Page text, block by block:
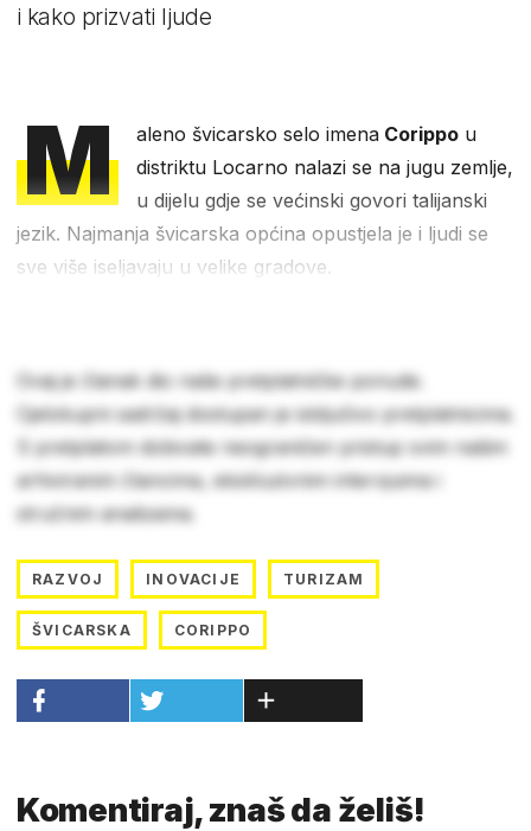
i kako prizvati ljude
M aleno švicarsko selo imena Corippo u
distriktu Locarno nalazi se na jugu zemlje,
u dijelu gdje se većinski govori talijanski
jezik. Najmanja švicarska općina opustjela je i ljudi se
sve više iseljavaju u velike gradove.
Ovaj je članak dio naše pretplatničke ponude.
Cjelokupni sadržaj dostupan je isključivo pretplatnicima.
S pretplatom dobivate neograničen pristup svim našim
arhiviranim člancima, ekskluzivnim intervjuima i
stručnim analizama.
RAZVOJ INOVACIJE TURIZAM
ŠVICARSKA CORIPPO
Komentiraj, znaš da želiš!